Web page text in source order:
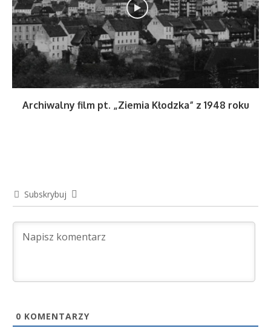
Archiwalny film pt. „Ziemia Kłodzka” z 1948 roku
Subskrybuj
0 KOMENTARZY